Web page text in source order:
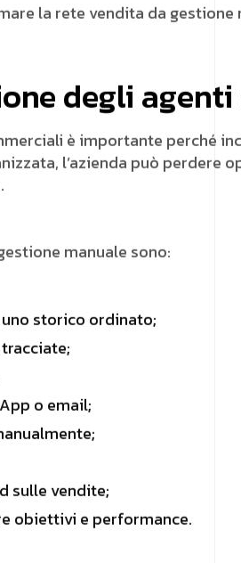
la rete vendita da
degli
è importante perché
l’azienda può
manuale sono:
storico ordinato;
o email;
sulle vendite;
obiettivi e performance.